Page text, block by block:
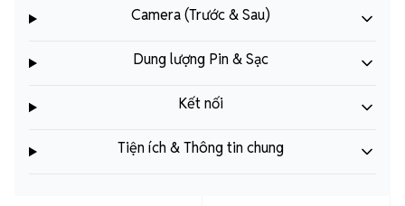
Camera (Trước & Sau)
Dung lượng Pin & Sạc
Kết nối
Tiện ích & Thông tin chung